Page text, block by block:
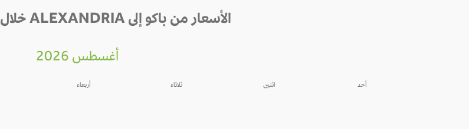
الأسعار من باكو إلى ALEXANDRIA خلال 30 يوم القادمة
أغسطس 2026
أحد اثنين ثلاثاء أربعاء